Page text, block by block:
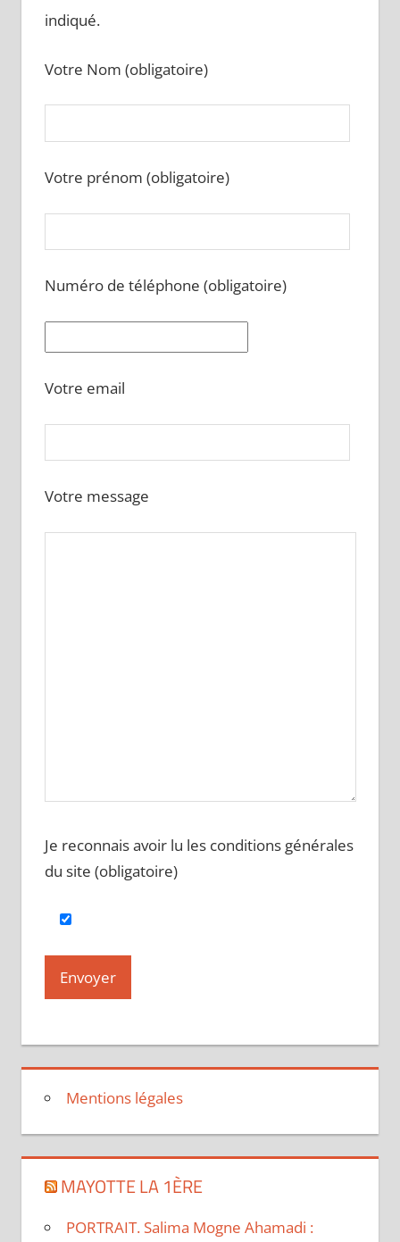
indiqué.
Votre Nom (obligatoire)
Votre prénom (obligatoire)
Numéro de téléphone (obligatoire)
Votre email
Votre message
Je reconnais avoir lu les conditions générales
du site (obligatoire)
Mentions légales
MAYOTTE LA 1ÈRE
PORTRAIT. Salima Mogne Ahamadi :